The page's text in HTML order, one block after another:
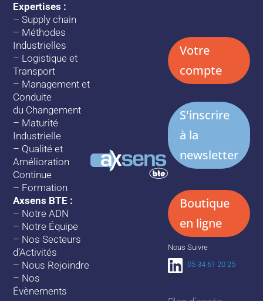
Expertises :
–Supply chain
– Méthodes
Industrielles
– Logistique et
Transport
– Management et
Conduite
du Changement
– Maturité
Industrielle
– Qualité et
Amélioration
Continue
– Formation
Axsens BTE :
– Notre ADN
– Notre Équipe
– Nos Secteurs
d’Activités
– Nous Rejoindre
– Nos
Évènements
Votre
compte
S'inscrire
à la
newsletter
Boutique
en ligne
Nous Suivre
05 34 61 20 25